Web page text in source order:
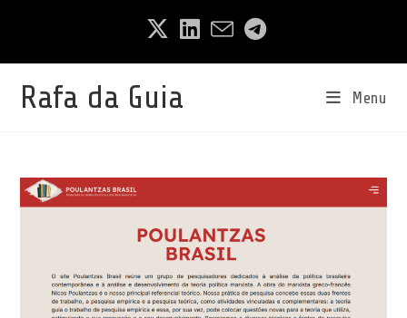
Rafa da Guia Menu